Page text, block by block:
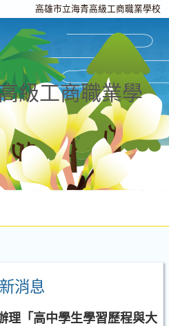
高雄市立海青高級工商職業學校
級工商職業學
消息
理「高中學生學習歷程與大